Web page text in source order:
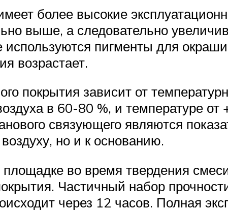
более высокие
выше, а следовательно
пигменты для
возрастает.
покрытия зависит от
в 60-80 %, и температуре
связующего являются
но и к основанию.
во время твердения
Частичный набор
через 12 часов. Полная